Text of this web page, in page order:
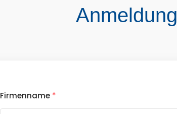
Anmeldung
Firmenname *